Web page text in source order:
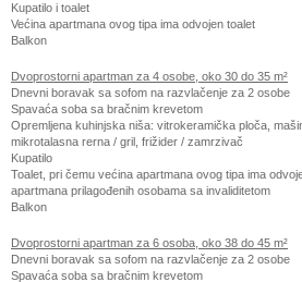
Kupatilo i toalet
Većina apartmana ovog tipa ima odvojen toalet
Balkon
Dvoprostorni apartman za 4 osobe, oko 30 do 35 m²
Dnevni boravak sa sofom na razvlačenje za 2 osobe
Spavaća soba sa bračnim krevetom
Opremljena kuhinjska niša: vitrokeramička ploča,
mikrotalasna rerna / gril, frižider / zamrzivač
Kupatilo
Toalet, pri čemu većina apartmana ovog tipa ima
apartmana prilagođenih osobama sa invaliditetom
Balkon
Dvoprostorni apartman za 6 osoba, oko 38 do 45 m²
Dnevni boravak sa sofom na razvlačenje za 2 osobe
Spavaća soba sa bračnim krevetom